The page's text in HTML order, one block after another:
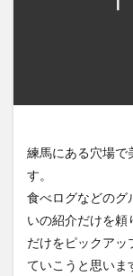
練馬にある穴場で
す。
食べログなどのグ
いの紹介だけを頼
だけをピックアッ
ていこうと思いま